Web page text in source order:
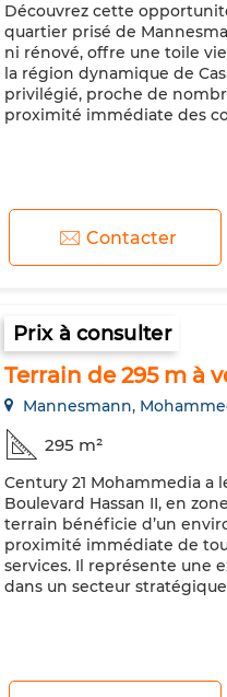
Découvrez cette
quartier prisé de
ni rénové, offre une toile
la région dynamique de
privilégié, proche de
proximité immédiate des
Contacter
Prix à consulter
Terrain de 295 m à
Mannesmann,
295 m²
Century 21 Mohammedia
Boulevard Hassan II, en
terrain bénéficie d’un
proximité immédiate de
services. Il représente une
dans un secteur